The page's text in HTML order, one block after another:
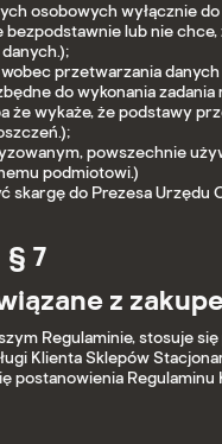
osobowych wyłącznie
lub nie
przetwarzania
do wykonania
wykaże, że podstawy
powszechnie
podmiotowi.)
skargę do Prezesa
§ 7
z
Regulaminie, stosuje
Klienta Sklepów